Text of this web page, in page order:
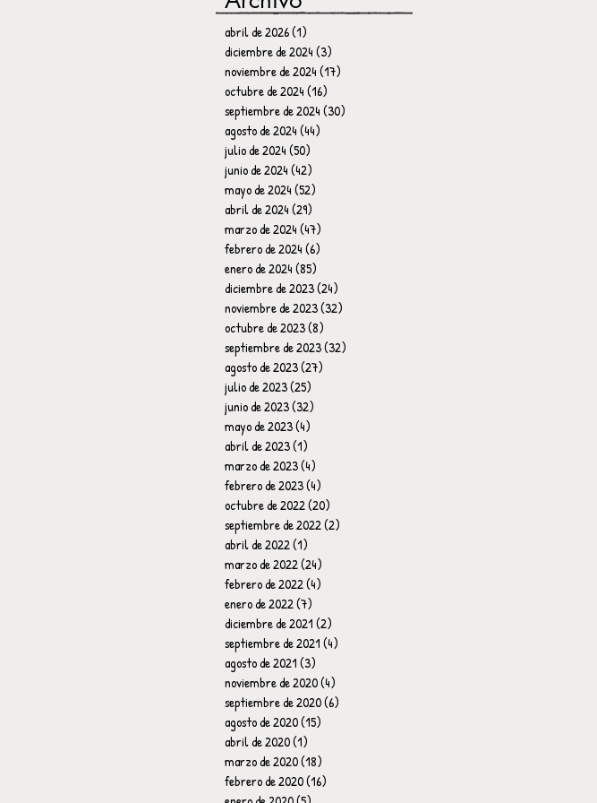
abril de 2026(1)
diciembre de 2024(3)
noviembre de 2024(17)
octubre de 2024(16)
septiembre de 2024(30)
agosto de 2024(44)
julio de 2024(50)
junio de 2024(42)
mayo de 2024(52)
abril de 2024(29)
marzo de 2024(47)
febrero de 2024(6)
enero de 2024(85)
diciembre de 2023(24)
noviembre de 2023(32)
octubre de 2023(8)
septiembre de 2023(32)
agosto de 2023(27)
julio de 2023(25)
junio de 2023(32)
mayo de 2023(4)
abril de 2023(1)
marzo de 2023(4)
febrero de 2023(4)
octubre de 2022(20)
septiembre de 2022(2)
abril de 2022(1)
marzo de 2022(24)
febrero de 2022(4)
enero de 2022(7)
diciembre de 2021(2)
septiembre de 2021(4)
agosto de 2021(3)
noviembre de 2020(4)
septiembre de 2020(6)
agosto de 2020(15)
abril de 2020(1)
marzo de 2020(18)
febrero de 2020(16)